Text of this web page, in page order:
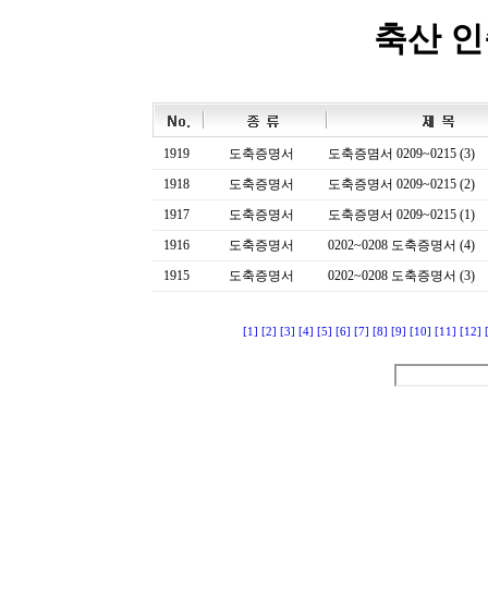
축산
1919 도축증명서
도축증몀서 0209~0215 (3)
1918
도축증명서
도축증명서 0209~0215 (2)
1917
도축증명서
도축증명서 0209~0215 (1)
1916
도축증명서
0202~0208 도축증명서 (4)
1915
도축증명서 0202~0208 도축증명서 (3)
[1] [2] [3] [4] [5] [6] [7] [8] [9] [10] [11] [12]